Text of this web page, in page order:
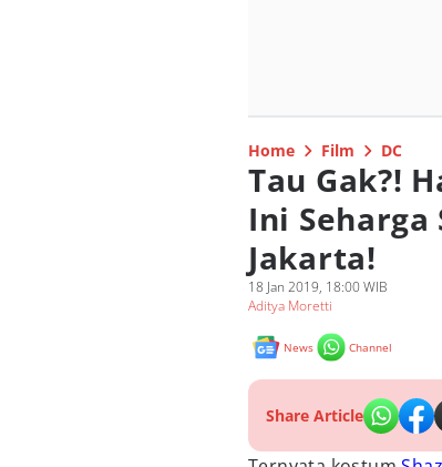
Home Film DC
Tau Gak?!
Ini Seharga
Jakarta!
18 Jan 2019, 18:00 WIB
Aditya Moretti
News Channel
Share Article